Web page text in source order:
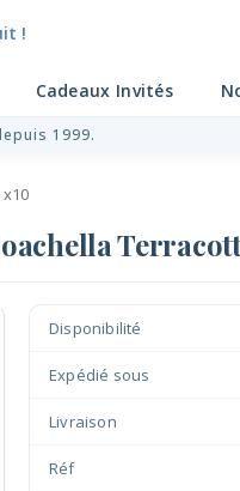
89 € !
Cadeaux Invités
1999.
Disponibilité
Expédié sous
Livraison
Réf